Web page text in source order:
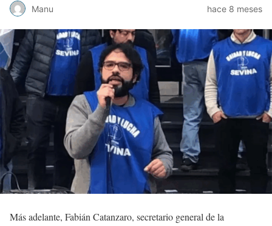
Manu hace 8 meses
Más adelante, Fabián Catanzaro, secretario general de la